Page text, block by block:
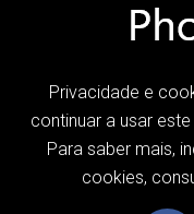
Privacidade e
continuar a usar
Para saber mais,
cookies,